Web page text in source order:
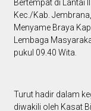
Bertempat di Lantai
Kec./Kab.
Menyame Braya
Lembaga
pukul 09.40 Wita.
Turut hadir dalam
diwakili oleh Kasat